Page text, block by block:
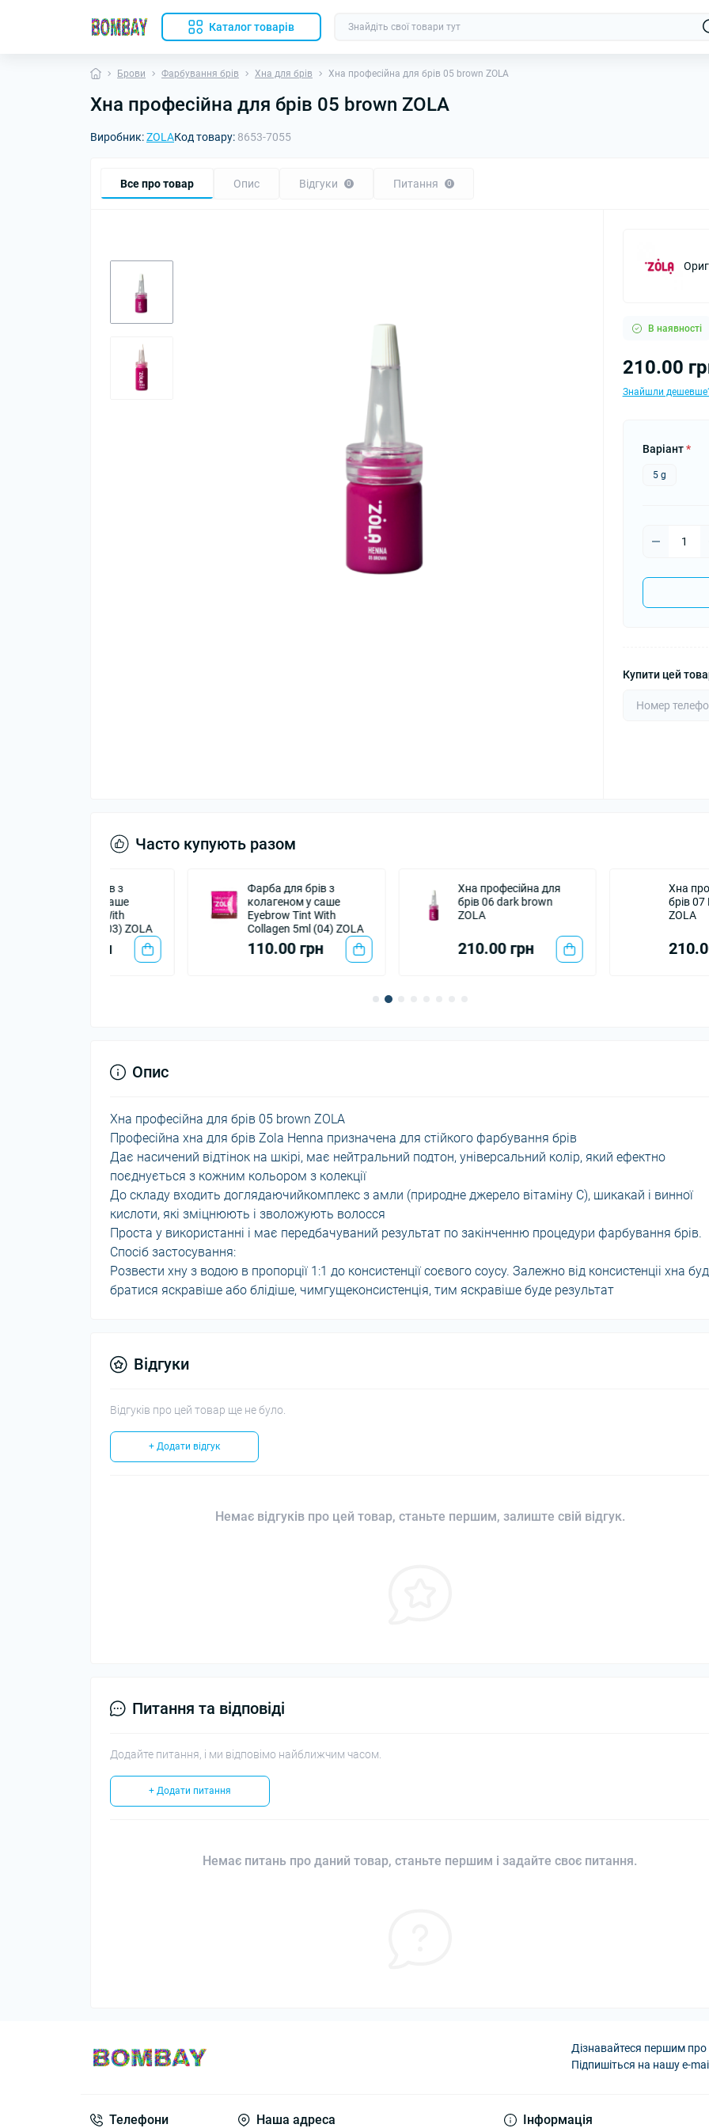
Каталог товарів
Брови Фарбування брів Хна для брів Хна професійна для брів 05 brown ZOLA
Хна професійна для брів 05 brown ZOLA
Виробник:ZOLAКод товару: 8653-7055
Все про товар Опис Відгуки 0 Питання 0
В наявності
210.00
Знайшли
Варіант*
5 g
Купити цей
Часто купують разом
Фарба для брів з
колагеном у саше
Eyebrow Tint With
Collagen 5ml (04) ZOLA
Хна професійна для
брів 06 dark brown
Хна професійна для
брів 07 Ebony Brown
Опис
Хна професійна для брів 05 brown ZOLA
Професійна хна для брів Zola Henna призначена для стійкого фарбування брів
Дає насичений відтінок на шкірі, має нейтральний подтон, універсальний колір, який ефектно
поєднується з кожним кольором з колекції
До складу входить доглядаючийкомплекс з амли (природне джерело вітаміну С), шикакай і винної
кислоти, які зміцнюють і зволожують волосся
Проста у використанні і має передбачуваний результат по закінченню процедури фарбування брів.
Спосіб застосування:
Розвести хну з водою в пропорції 1:1 до консистенції соєвого соусу. Залежно від консистенціі хна
братися яскравіше або блідіше, чимгущеконсистенція, тим яскравіше буде результат
Відгуки
Відгуків про цей товар ще не було.
+ Додати відгук
Немає відгуків про цей товар, станьте першим, залиште свій відгук.
Питання та відповіді
Додайте питання, і ми відповімо найближчим часом.
+ Додати питання
Немає питань про даний товар, станьте першим і задайте своє питання.
Дізнавайтеся першим про
Підпишіться на нашу e-
Телефони Наша адреса Інформація